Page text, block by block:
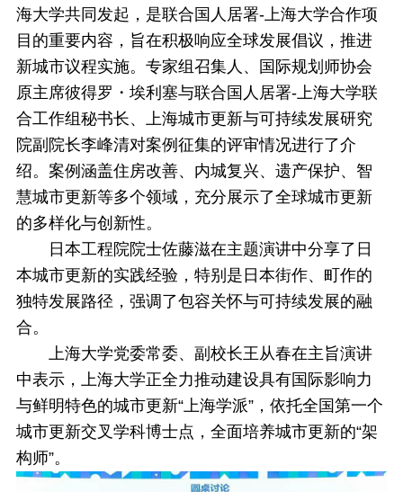
海大学共同发起，是联合国人居署-上海大学合作项
目的重要内容，旨在积极响应全球发展倡议，推进
新城市议程实施。专家组召集人、国际规划师协会
原主席彼得罗・埃利塞与联合国人居署-上海大学联
合工作组秘书长、上海城市更新与可持续发展研究
院副院长李峰清对案例征集的评审情况进行了介
绍。案例涵盖住房改善、内城复兴、遗产保护、智
慧城市更新等多个领域，充分展示了全球城市更新
的多样化与创新性。
日本工程院院士佐藤滋在主题演讲中分享了日
本城市更新的实践经验，特别是日本街作、町作的
独特发展路径，强调了包容关怀与可持续发展的融
合。
上海大学党委常委、副校长王从春在主旨演讲
中表示，上海大学正全力推动建设具有国际影响力
与鲜明特色的城市更新“上海学派”，依托全国第一个
城市更新交叉学科博士点，全面培养城市更新的“架
构师”。